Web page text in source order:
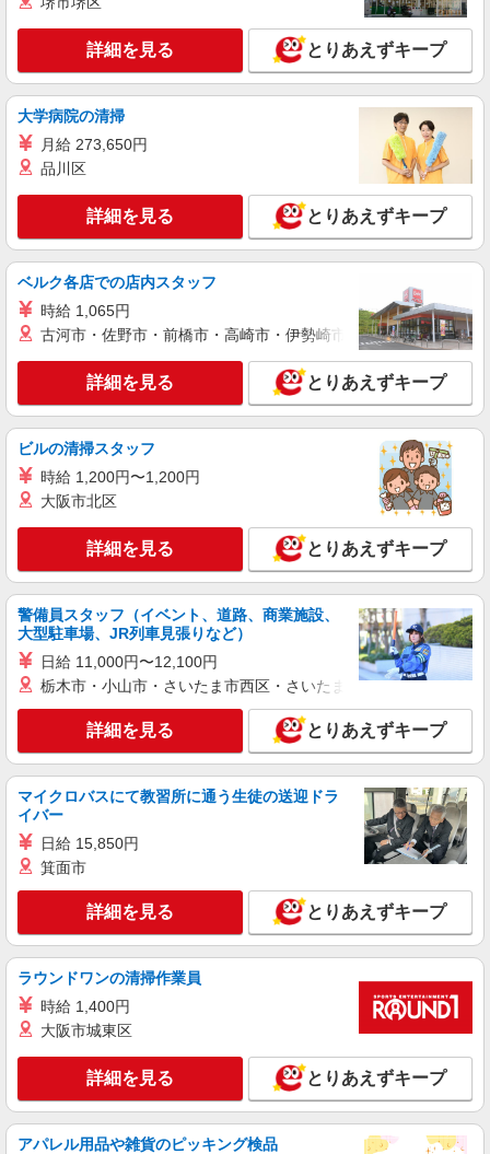
詳細を見る
紹介予定派遣
株式会社シエロ
スマホ携帯販売【ワイモバイル】
時給1400円〜1450円（経験・能力による） ※
残業代支給 ★交通費別途支給（規定あり） ゜
+゜・。○。・゜+゜・。○。・゜+゜ 入社祝い金10
ィブ支給(規定有) ★月2回払い・週払い可能（規程
有）★ ゜・。○。・゜+゜・。○。・゜+゜
沖縄県島尻郡南風原町の家電量販店
キープ 詳細を見る
紹介予定派遣
人気機種に詳しくなれる携帯販売
【softbank】
時給1400円〜1450円（経験・能力による） ※
残業代支給 ★交通費別途支給（規定あり） ゜
+゜・。○。・゜+゜・。○。・゜+゜ 入社祝い金10
万円支給(規定有) お友達を紹介頂くと, インセンテ
ィブ支給(規定有) ★月2回払い・週払い可能（規程
有）★ ゜・。○。・゜+゜・。○。・゜+゜
沖縄県島尻郡南風原町の家電量販店
詳細を見る
株式会社シエロ
【softbank】の携帯販売スタッフ
（規定あり） ゜+゜・。○。・゜+゜・。○。・゜
+゜ 入社祝い金10万円支給(規定有) お友達を紹介
頂くと, インセンティブ支給(規定有) ★月2回払
い・週払い可能（規程有）★ ゜・。○。・゜
+゜・。○。・゜+゜
沖縄県島尻郡南風原町のsoftbankショップ
キープ 詳細を見る
紹介予定派遣
株式会社シエロ
人気機種に詳しくなれる携帯販売【docomo】
時給1500円〜1600円（経験・能力による） ※
残業代支給 ★交通費別途支給（規定あり） ゜
+゜・。○。・゜+゜・。○。・゜+゜ 入社祝い金10
ィブ支給(規定有) ★月2回払い・週払い可能（規程
有）★ ゜・。○。・゜+゜・。○。・゜+゜
キープ 詳細を見る
株式会社シエロ
【docomo】の携帯販売スタッフ
+゜ 入社祝い金10万円支給(規定有) お友達を紹介
頂くと, インセンティブ支給(規定有) ★月2回払
い・週払い可能（規程有）★ ゜・。○。・゜
+゜・。○。・゜+゜
沖縄県島尻郡南風原町のdocomoショップ
キープ 詳細を見る
詳細を見る とりあえずキープ
大学病院の清掃
月給 273,650円
品川区
詳細を見る とりあえずキープ
ベルク各店での店内スタッフ
時給 1,065円
古河市・佐野市・前橋市・高崎市・伊勢崎市・太田市・館林市
詳細を見る とりあえずキープ
ビルの清掃スタッフ
時給 1,200円〜1,200円
大阪市北区
詳細を見る とりあえずキープ
警備員スタッフ（イベント、道路、商業施設、
大型駐車場、JR列車見張りなど）
日給 11,000円〜12,100円
栃木市・小山市・さいたま市西区・さいたま市岩槻区・久喜市・
詳細を見る とりあえずキープ
マイクロバスにて教習所に通う生徒の送迎ドラ
イバー
日給 15,850円
箕面市
詳細を見る とりあえずキープ
ラウンドワンの清掃作業員
時給 1,400円
大阪市城東区
詳細を見る とりあえずキープ
アパレル用品や雑貨のピッキング検品